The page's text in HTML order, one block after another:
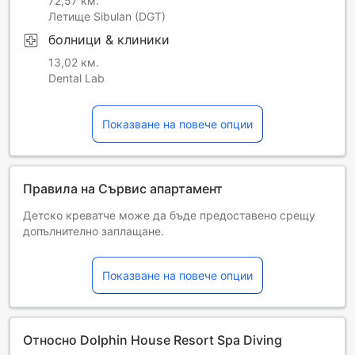
Летище Sibulan (DGT)
болници & клиники
13,02 км.
Dental Lab
Показване на повече опции
Правила на Сървис апартамент
Детско креватче може да бъде предоставено срещу
допълнително заплащане.
Бебета от 0 до 2 години
Настаняват се безплатно, ако използват
съществуващите легла. Имайте предвид, че ако ви е
нужно бебешко креватче, това може да доведе до
Деца от 3 до 3
Показване на повече опции
Относно Dolphin House Resort Spa Diving